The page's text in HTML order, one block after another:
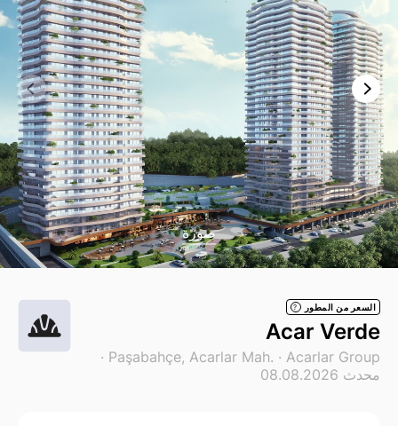
صورة
السعر من المطور ?
Acar Verde
Paşabahçe, Acarlar Mah. · Acarlar Group
·
محدث 08.08.2026